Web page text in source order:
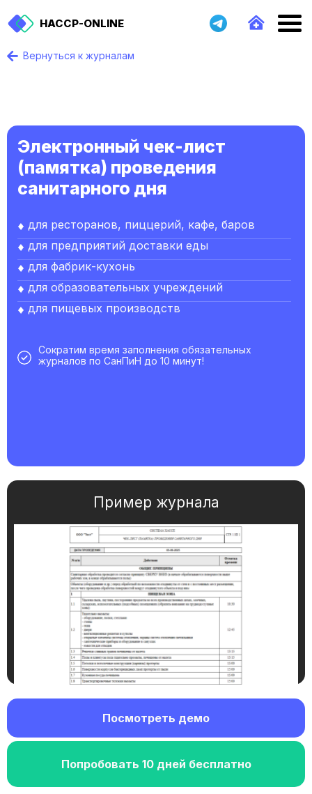
HACCP-ONLINE
Вернуться к журналам
Электронный чек-лист
(памятка) проведения
санитарного дня
для ресторанов, пиццерий, кафе, баров
для предприятий доставки еды
для фабрик-кухонь
для образовательных учреждений
для пищевых производств
Сократим время заполнения обязательных
журналов по СанПиН до 10 минут!
Пример журнала
Посмотреть демо
Попробовать 10 дней бесплатно